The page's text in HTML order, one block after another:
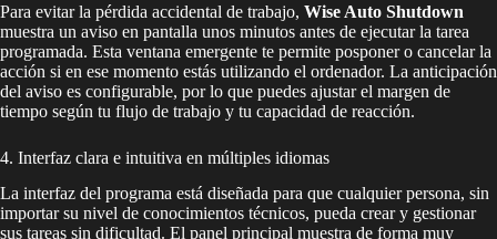
Para evitar la pérdida accidental de trabajo, Wise Auto Shutdown
muestra un aviso en pantalla unos minutos antes de ejecutar la tarea
programada. Esta ventana emergente te permite posponer o cancelar la
acción si en ese momento estás utilizando el ordenador. La anticipación
del aviso es configurable, por lo que puedes ajustar el margen de
tiempo según tu flujo de trabajo y tu capacidad de reacción.
4. Interfaz clara e intuitiva en múltiples idiomas
La interfaz del programa está diseñada para que cualquier persona, sin
importar su nivel de conocimientos técnicos, pueda crear y gestionar
sus tareas sin dificultad. El panel principal muestra de forma muy